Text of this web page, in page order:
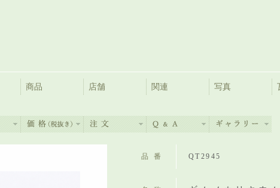
商品 店舗 関連 写真
品番 QT2945